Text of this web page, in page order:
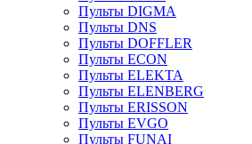
Пульты DIGMA
Пульты DNS
Пульты DOFFLER
Пульты ECON
Пульты ELEKTA
Пульты ELENBERG
Пульты ERISSON
Пульты EVGO
Пульты FUNAI